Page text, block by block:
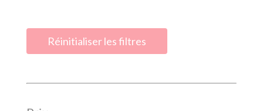
Réinitialiser les filtres